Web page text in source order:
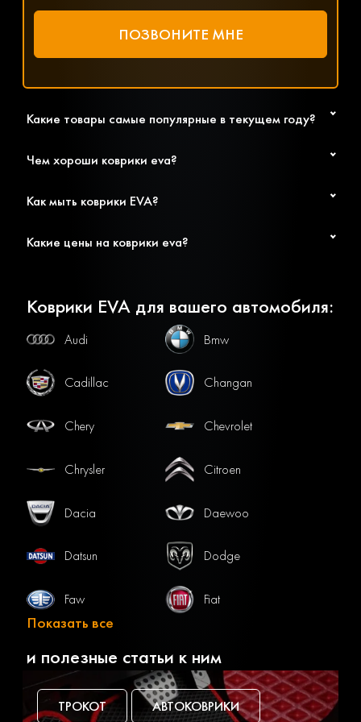
Какие товары самые популярные в текущем году?
Чем хороши коврики eva?
Как мыть коврики EVA?
Какие цены на коврики eva?
Коврики EVA для вашего автомобиля:
Audi Bmw
Cadillac Changan
Chery Chevrolet
Chrysler Citroen
Dacia Daewoo
Datsun Dodge
Faw Fiat
Geely Genesis
Показать все
и полезные статьи к ним
ТРОКОТ АВТОКОВРИКИ